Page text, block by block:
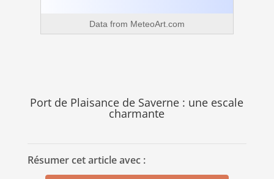
Data from MeteoArt.com
Port de Plaisance de Saverne : une escale
charmante
Résumer cet article avec :